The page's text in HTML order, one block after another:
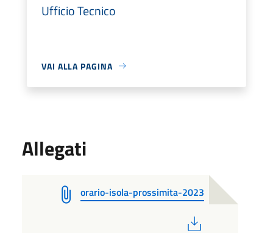
Ufficio Tecnico
VAI ALLA PAGINA
Allegati
orario-isola-prossimita-2023